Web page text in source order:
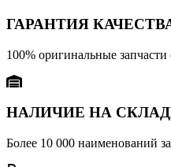
ГАРАНТИЯ
100% оригинальные
НАЛИЧИЕ НА
Более 10 000 наименований